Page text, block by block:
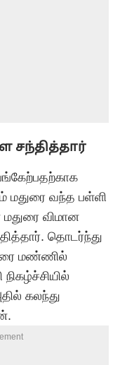
சந்தித்தார்
மதுரை வந்த பள்ளி
விமான
தொடர்ந்து
மண்ணில்
கலந்து